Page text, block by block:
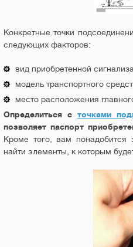
Конкретные точки
следующих факторов:
вид приобретенной
модель транспортного
место расположения
Определиться с точками
позволяет паспорт
Кроме того, вам
найти элементы, к которым